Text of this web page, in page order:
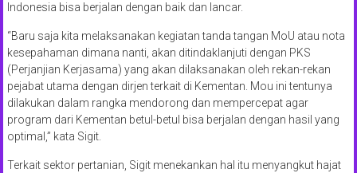
Indonesia bisa berjalan dengan baik dan lancar.
“Baru saja kita melaksanakan kegiatan tanda tangan MoU atau nota
kesepahaman dimana nanti, akan ditindaklanjuti dengan PKS
(Perjanjian Kerjasama) yang akan dilaksanakan oleh rekan-rekan
pejabat utama dengan dirjen terkait di Kementan. Mou ini tentunya
dilakukan dalam rangka mendorong dan mempercepat agar
program dari Kementan betul-betul bisa berjalan dengan hasil yang
optimal,” kata Sigit.
Terkait sektor pertanian, Sigit menekankan hal itu menyangkut hajat